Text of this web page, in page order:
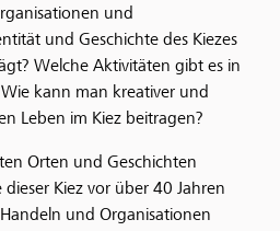
und
und Geschichte des Kiezes
Welche Aktivitäten gibt es in
kann man kreativer und
Leben im Kiez beitragen?
Orten und Geschichten
Kiez vor über 40 Jahren
und Organisationen